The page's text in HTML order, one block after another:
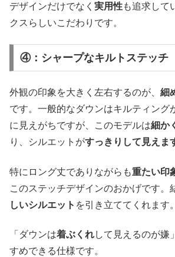
デザインだけでなく 実用性も追求して
クスらしいこだわりです。
④：シャープなキルトステッチ
外観の印象を大きく左右するのが、 細
です。一般的なダウンはキルティング
に見えがちですが、このモデルは細か
り、シルエットがすっきりして見えま
特にロング丈でありながらも重たい印
このステッチデザインのおかげです。
しいシルエット を引き立ててくれます。
「ダウンは着ぶくれして見えるのが嫌
すめできる仕様です。